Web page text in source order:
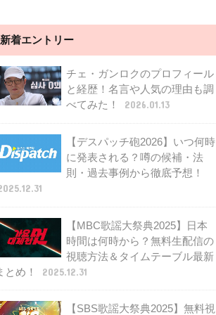
新着エントリー
チェ・ガンロクのプロフィール
と経歴！名言や人気の理由も調
べてみた！
2026.01.13
【デスパッチ砲2026】いつ何時
に発表される？噂の候補・法
則・過去事例から徹底予想！
【MBC歌謡大祭典2025】日本
時間は何時から？無料生配信の
視聴方法＆タイムテーブル最新
とめ！
2025.12.31
【SBS歌謡大祭典2025】無料視